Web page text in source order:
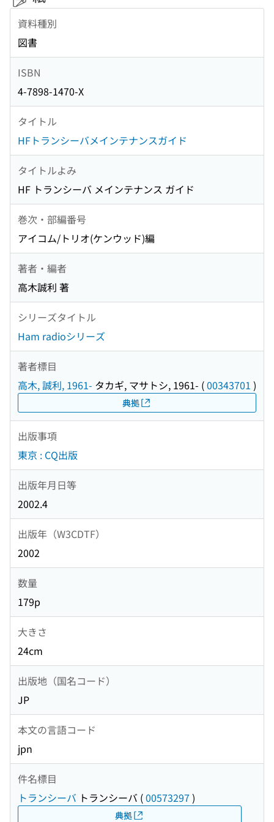
資料種別
図書
ISBN
4-7898-1470-X
タイトル
HFトランシーバメインテナンスガイド
タイトルよみ
HF トランシーバ メインテナンス ガイド
巻次・部編番号
アイコム/トリオ(ケンウッド)編
著者・編者
高木誠利 著
シリーズタイトル
Ham radioシリーズ
著者標目
高木, 誠利, 1961- タカギ, マサトシ, 1961- (00343701 )
典拠
出版事項
東京 : CQ出版
出版年月日等
2002.4
出版年（W3CDTF）
2002
数量
179p
大きさ
24cm
出版地（国名コード）
JP
本文の言語コード
jpn
件名標目
トランシーバ トランシーバ (00573297 )
典拠